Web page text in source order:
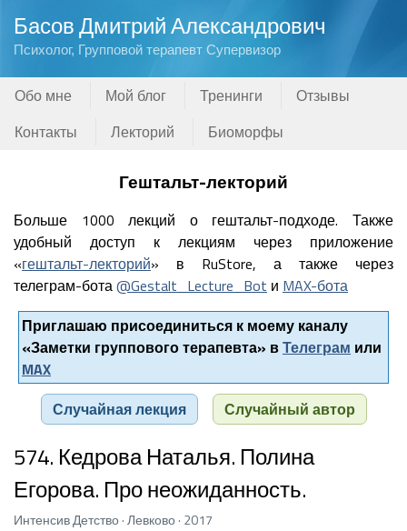
Басов Дмитрий Александрович
Психолог, Групповой терапевт Супервизор
Обо мне Мой блог Тренинги
Отзывы
Контакты
Лекторий Биоморфы
Гештальт-лекторий
Больше 1000 лекций о гештальт-подходе. Также
удобный доступ к лекциям через приложение
«гештальт-лекторий» в RuStore, а также через
телеграм-бота@Gestalt_Lecture_Bot и MAX-бота
Приглашаю присоединиться к моему каналу
«Заметки группового терапевта» вТелеграм или
MAX
Случайная лекция
Случайный автор
574. Кедрова Наталья. Полина
Егорова. Про неожиданность.
Интенсив Детство · Левково · 2017